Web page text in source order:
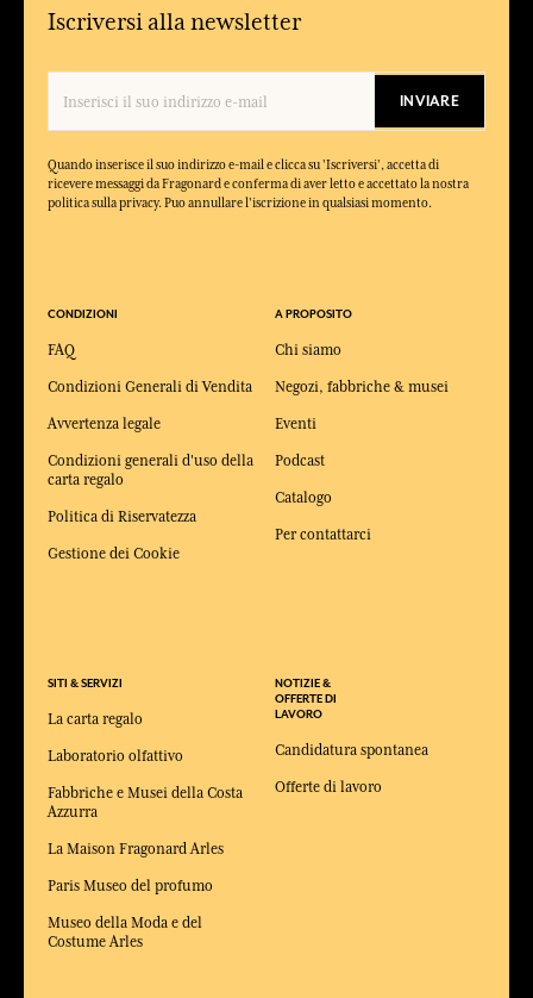
Iscriversi alla newsletter
INVIARE
Quando inserisce il suo indirizzo e-mail e clicca su 'Iscriversi', accetta di
ricevere messaggi da Fragonard e conferma di aver letto e accettato la nostra
politica sulla privacy. Puo annullare l'iscrizione in qualsiasi momento.
CONDIZIONI
FAQ
Condizioni Generali di Vendita
Avvertenza legale
Condizioni generali d'uso della
carta regalo
Politica di Riservatezza
Gestione dei Cookie
SITI & SERVIZI
La carta regalo
Laboratorio olfattivo
Fabbriche e Musei della Costa
Azzurra
La Maison Fragonard Arles
Paris Museo del profumo
Museo della Moda e del
Costume Arles
A PROPOSITO
Chi siamo
Negozi, fabbriche & musei
Eventi
Podcast
Catalogo
Per contattarci
NOTIZIE &
OFFERTE DI
LAVORO
Candidatura spontanea
Offerte di lavoro